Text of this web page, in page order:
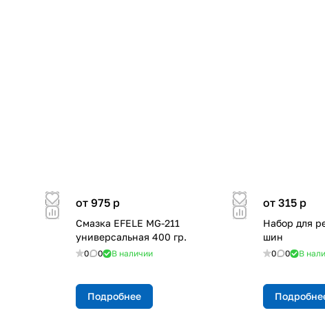
от 975 p
Смазка EFELE MG-211
универсальная 400 гр.
0 0 В наличии
Подробнее
от 315 p
Набор для
шин
0 0 В